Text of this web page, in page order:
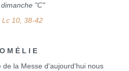
dimanche "C"
Lc 10, 38-42
M É L I E
Messe d'aujourd'hui nous